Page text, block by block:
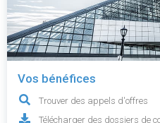
Vos bénéfices
Trouver des appels d'offres
Télécharger des dossiers de